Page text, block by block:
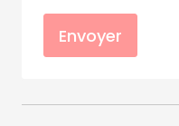
Envoyer